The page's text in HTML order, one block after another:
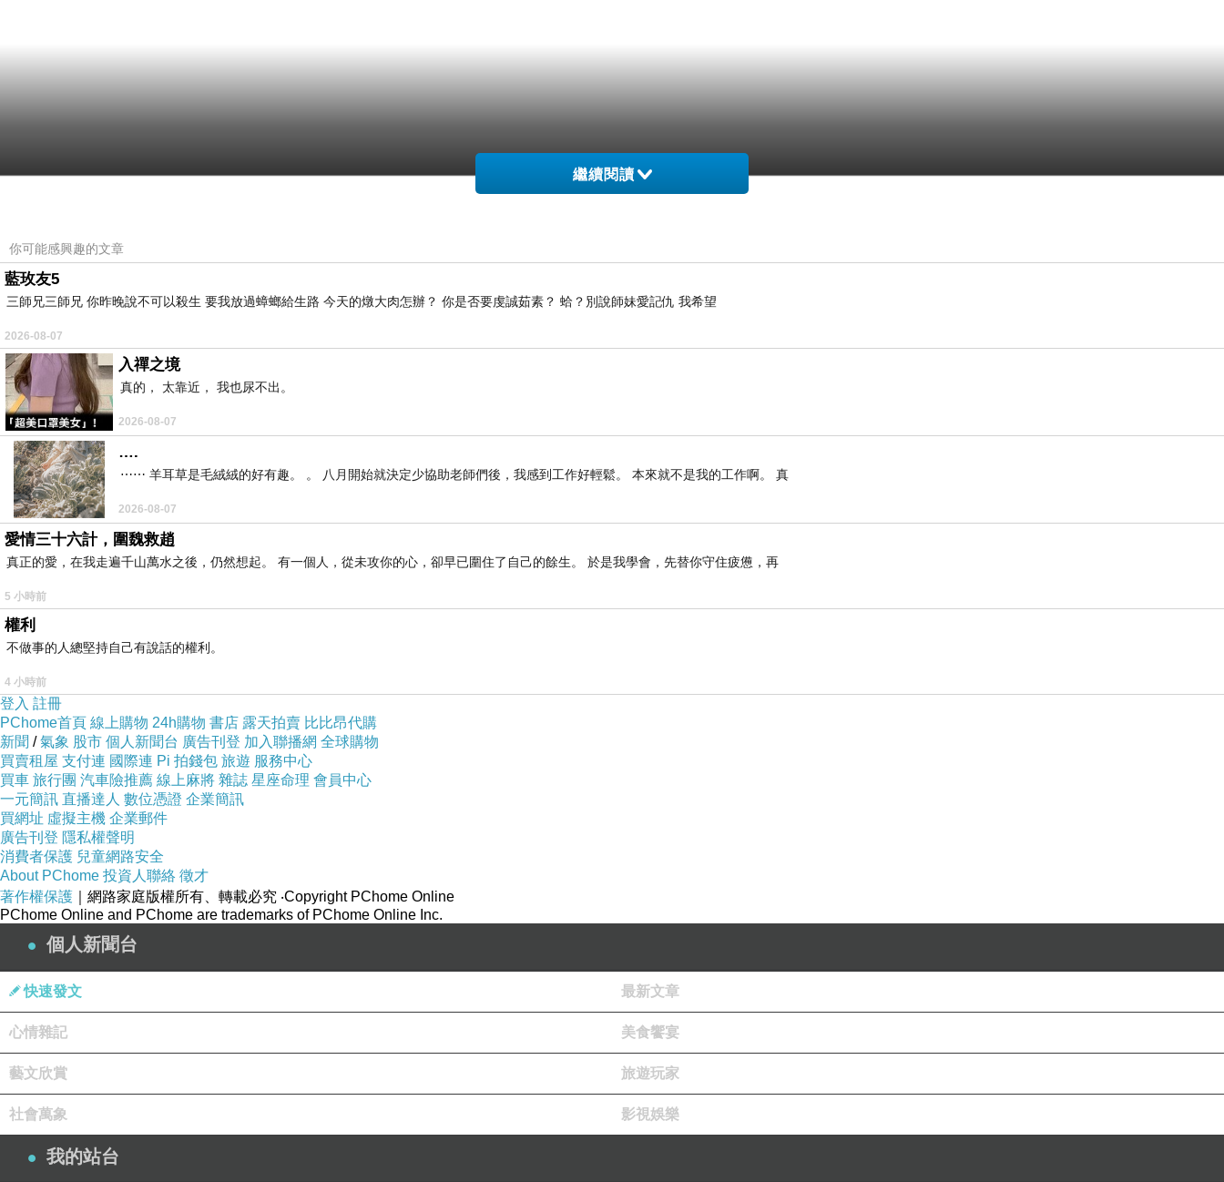
繼續閱讀
你可能感興趣的文章
藍玫友5
三師兄三師兄 你昨晚說不可以殺生 要我放過蟑螂給生路 今天的燉大肉怎辦？ 你是否要虔誠茹素？ 蛤？別說師妹愛記仇 我希望
2026-08-07
入禪之境
真的， 太靠近， 我也尿不出。
2026-08-07
….
⋯⋯ 羊耳草是毛絨絨的好有趣。 。 八月開始就決定少協助老師們後，我感到工作好輕鬆。 本來就不是我的工作啊。 真
2026-08-07
愛情三十六計，圍魏救趙
真正的愛，在我走遍千山萬水之後，仍然想起。 有一個人，從未攻你的心，卻早已圍住了自己的餘生。 於是我學會，先替你守住疲憊，再
5 小時前
權利
不做事的人總堅持自己有說話的權利。
4 小時前
登入 註冊
PChome首頁 線上購物 24h購物 書店 露天拍賣 比比昂代購
新聞 /氣象 股市 個人新聞台 廣告刊登 加入聯播網 全球購物
買賣租屋 支付連 國際連 Pi 拍錢包 旅遊 服務中心
買車 旅行團 汽車險推薦 線上麻將 雜誌 星座命理 會員中心
一元簡訊 直播達人 數位憑證 企業簡訊
買網址 虛擬主機 企業郵件
廣告刊登 隱私權聲明
消費者保護 兒童網路安全
About PChome 投資人聯絡 徵才
著作權保護 ｜網路家庭版權所有、轉載必究 ‧Copyright PChome Online
PChome Online and PChome are trademarks of PChome Online Inc.
個人新聞台
快速發文 最新文章
心情雜記 美食饗宴
藝文欣賞 旅遊玩家
社會萬象 影視娛樂
我的站台